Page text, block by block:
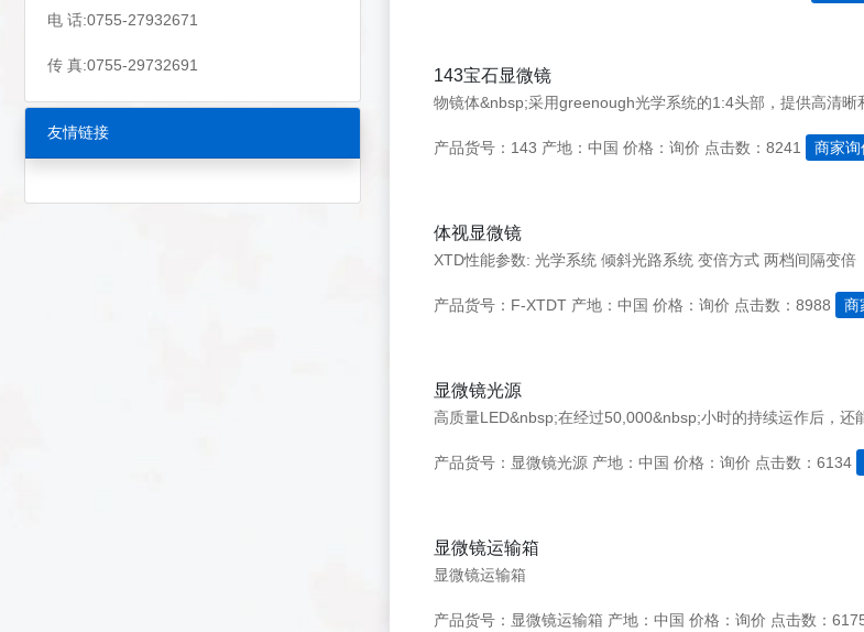
电 话:0755-27932671
传 真:0755-29732691
友情链接
143宝石显微镜
产品货号：143 产地：中国 价格：询价 点击数：8241 商家询
体视显微镜
XTD性能参数: 光学系统 倾斜光路系统 变倍方式 两档间隔变倍
产品货号：F-XTDT 产地：中国 价格：询价 点击数：8988 商
显微镜光源
产品货号：显微镜光源 产地：中国 价格：询价 点击数：6134
显微镜运输箱
显微镜运输箱
产品货号：显微镜运输箱 产地：中国 价格：询价 点击数：